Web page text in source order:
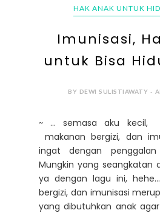
HAK ANAK UNTUK
Imunisasi,
untuk Bisa
BY DEWI SULISTIAWATY -
~ … semasa aku kecil,
makanan bergizi, dan
ingat dengan
Mungkin yang seangkatan
ya dengan lagu ini,
bergizi, dan imunisasi
yang dibutuhkan anak